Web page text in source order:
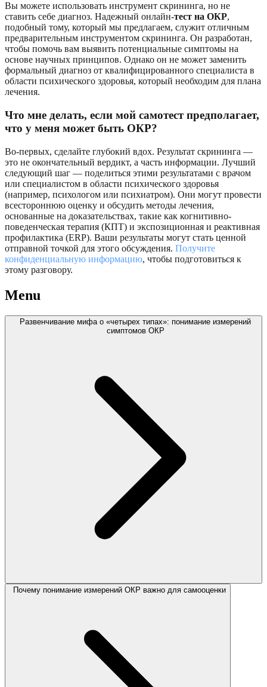
Вы можете использовать инструмент скрининга, но не
ставить себе диагноз. Надежный онлайн-тест на ОКР,
подобный тому, который мы предлагаем, служит отличным
предварительным инструментом скрининга. Он разработан,
чтобы помочь вам выявить потенциальные симптомы на
основе научных принципов. Однако он не может заменить
формальный диагноз от квалифицированного специалиста в
области психического здоровья, который необходим для плана
лечения.
Что мне делать, если мой самотест предполагает,
что у меня может быть ОКР?
Во-первых, сделайте глубокий вдох. Результат скрининга —
это не окончательный вердикт, а часть информации. Лучший
следующий шаг — поделиться этими результатами с врачом
или специалистом в области психического здоровья
(например, психологом или психиатром). Они могут провести
всестороннюю оценку и обсудить методы лечения,
основанные на доказательствах, такие как когнитивно-
поведенческая терапия (КПТ) и экспозиционная и реактивная
профилактика (ERP). Ваши результаты могут стать ценной
отправной точкой для этого обсуждения. Получите
конфиденциальную информацию, чтобы подготовиться к
этому разговору.
Menu
Развенчивание мифа о «четырех типах»: понимание измерений
симптомов ОКР
Почему понимание измерений ОКР важно для самооценки